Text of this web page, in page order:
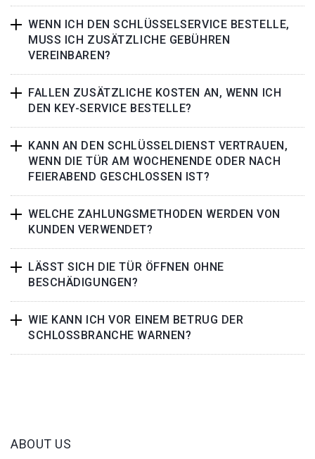
WENN ICH DEN SCHLÜSSELSERVICE BESTELLE,
MUSS ICH ZUSÄTZLICHE GEBÜHREN
VEREINBAREN?
FALLEN ZUSÄTZLICHE KOSTEN AN, WENN ICH
DEN KEY-SERVICE BESTELLE?
KANN AN DEN SCHLÜSSELDIENST VERTRAUEN,
WENN DIE TÜR AM WOCHENENDE ODER NACH
FEIERABEND GESCHLOSSEN IST?
WELCHE ZAHLUNGSMETHODEN WERDEN VON
KUNDEN VERWENDET?
LÄSST SICH DIE TÜR ÖFFNEN OHNE
BESCHÄDIGUNGEN?
WIE KANN ICH VOR EINEM BETRUG DER
SCHLOSSBRANCHE WARNEN?
ABOUT US